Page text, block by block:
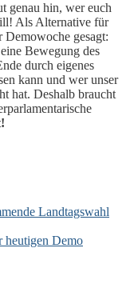
genau hin, wer euch
Als Alternative für
gesagt:
Bewegung des
durch eigenes
kann und wer unser
hat. Deshalb braucht
Landtagswahl
heutigen Demo